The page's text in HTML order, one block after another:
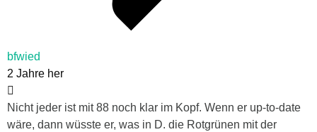
bfwied
2 Jahre her
Nicht jeder ist mit 88 noch klar im Kopf. Wenn er up-to-date
wäre, dann wüsste er, was in D. die Rotgrünen mit der